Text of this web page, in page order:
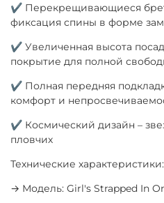
✔ Перекрещивающиеся
фиксация спины в форме
✔ Увеличенная высота
покрытие для полной
✔ Полная передняя
комфорт и
✔ Космический дизайн –
пловчих
Технические характеристики:
→ Модель: Girl's Strapped In